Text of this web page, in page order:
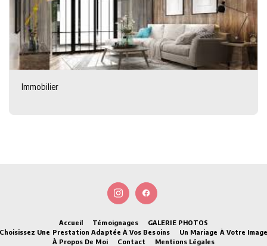
Immobilier
Accueil Témoignages
GALERIE PHOTOS
Une Prestation Adaptée À Vos Besoins
Un Mariage À Votre
À Propos De Moi
Contact Mentions Légales